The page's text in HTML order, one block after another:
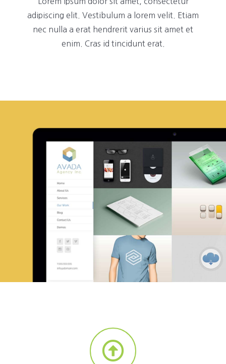
adipiscing elit. Vestibulum a lorem velit. Etiam
nec nulla a erat hendrerit varius sit amet et
enim. Cras id tincidunt erat.